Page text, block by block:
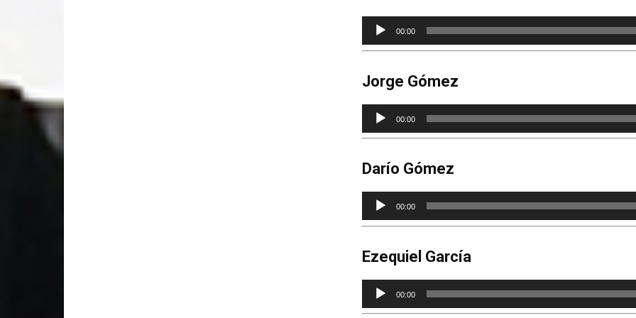
Reproductor
de
00:00
Jorge Gómez
Reproductor
de
00:00
Darío Gómez
Reproductor
de
00:00
Ezequiel García
Reproductor
de
00:00